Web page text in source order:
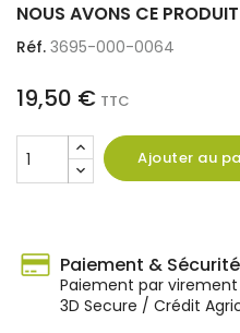
NOUS AVONS CE
Réf. 3695-000-0064
19,50 € TTC
Ajouter au
Paiement & Sécurité
Paiement par
3D Secure / Crédit